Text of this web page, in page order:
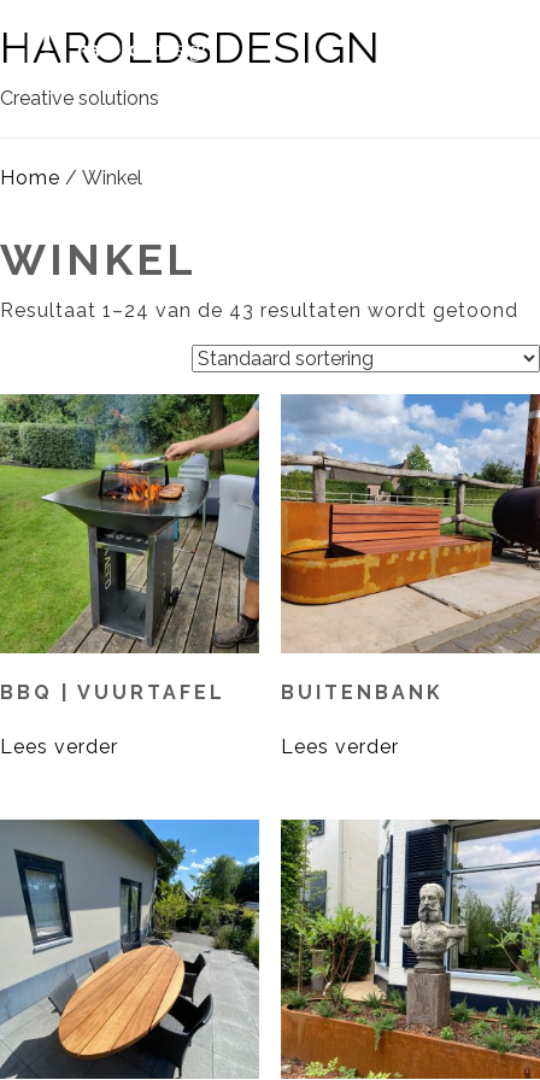
HAROLDSDESIGN
Creative solutions
Home / Winkel
WINKEL
Resultaat 1–24 van de 43 resultaten wordt getoond
BBQ | VUURTAFEL
Lees verder
BUITENBANK
Lees verder